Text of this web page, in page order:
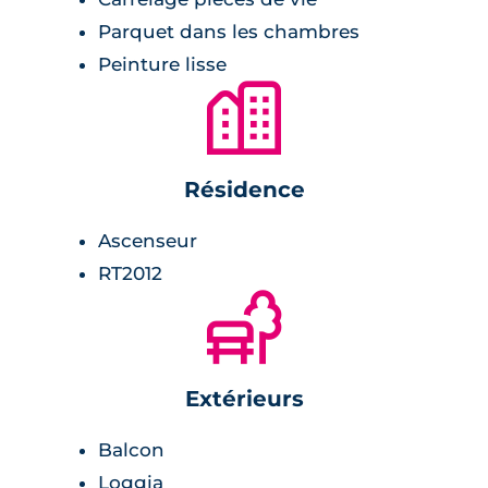
Pièce de vie :
volets roulants électriques,
balcon ou terrasse en guise d'extérieur,
peinture lisse blanche,
cuisine équipée.
radiateur sèche-serviette,
Parquet dans les chambres
Peinture lisse
🏙
Résidence
Ascenseur
RT2012
🌲
Extérieurs
Balcon
Loggia